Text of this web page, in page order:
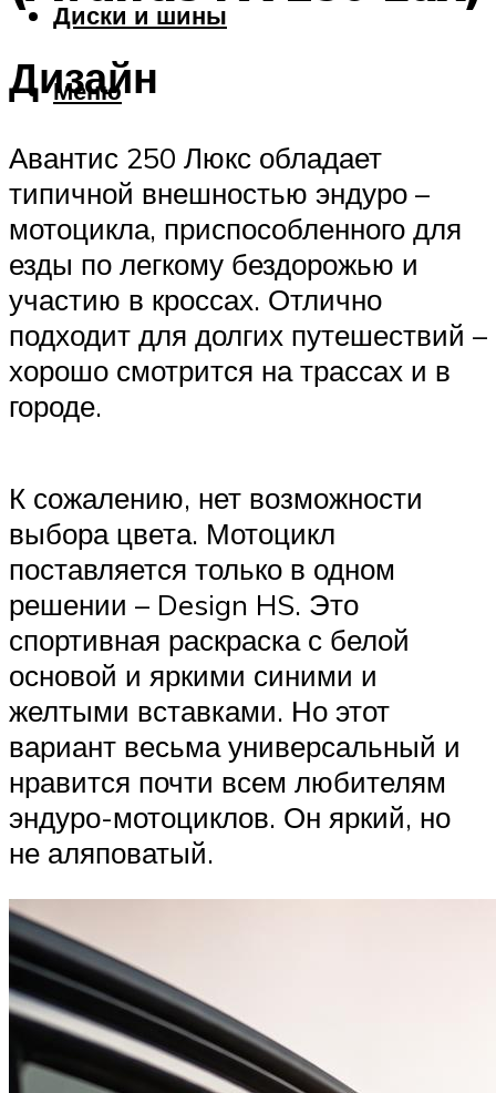
Диски и шины
Меню
Дизайн
Авантис 250 Люкс обладает
типичной внешностью эндуро –
мотоцикла, приспособленного для
езды по легкому бездорожью и
участию в кроссах. Отлично
подходит для долгих путешествий –
хорошо смотрится на трассах и в
городе.
К сожалению, нет возможности
выбора цвета. Мотоцикл
поставляется только в одном
решении – Design HS. Это
спортивная раскраска с белой
основой и яркими синими и
желтыми вставками. Но этот
вариант весьма универсальный и
нравится почти всем любителям
эндуро-мотоциклов. Он яркий, но
не аляповатый.